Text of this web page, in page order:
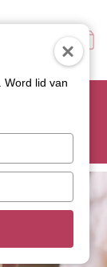
korting en
artikelen met
Word lid van